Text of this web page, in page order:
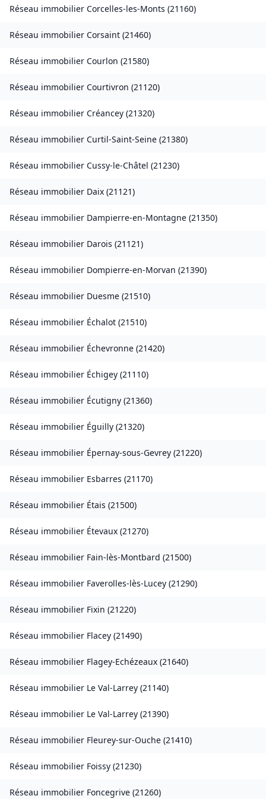
Réseau immobilier Corcelles-les-Monts (21160)
Réseau immobilier Corsaint (21460)
Réseau immobilier Courlon (21580)
Réseau immobilier Courtivron (21120)
Réseau immobilier Créancey (21320)
Réseau immobilier Curtil-Saint-Seine (21380)
Réseau immobilier Cussy-le-Châtel (21230)
Réseau immobilier Daix (21121)
Réseau immobilier Dampierre-en-Montagne (21350)
Réseau immobilier Darois (21121)
Réseau immobilier Dompierre-en-Morvan (21390)
Réseau immobilier Duesme (21510)
Réseau immobilier Échalot (21510)
Réseau immobilier Échevronne (21420)
Réseau immobilier Échigey (21110)
Réseau immobilier Écutigny (21360)
Réseau immobilier Éguilly (21320)
Réseau immobilier Épernay-sous-Gevrey (21220)
Réseau immobilier Esbarres (21170)
Réseau immobilier Étais (21500)
Réseau immobilier Étevaux (21270)
Réseau immobilier Fain-lès-Montbard (21500)
Réseau immobilier Faverolles-lès-Lucey (21290)
Réseau immobilier Fixin (21220)
Réseau immobilier Flacey (21490)
Réseau immobilier Flagey-Echézeaux (21640)
Réseau immobilier Le Val-Larrey (21140)
Réseau immobilier Le Val-Larrey (21390)
Réseau immobilier Fleurey-sur-Ouche (21410)
Réseau immobilier Foissy (21230)
Réseau immobilier Foncegrive (21260)